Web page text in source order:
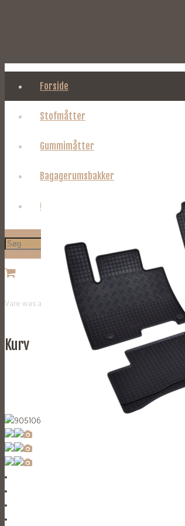
Forside
Stofmåtter
Gummimåtter
Bagagerumsbakker
Om Tages.dk
Vare was added to your cart
Kurv